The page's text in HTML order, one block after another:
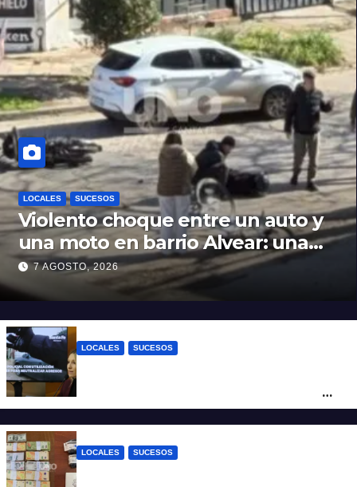
LOCALES SUCESOS
Violento choque entre un auto y
una moto en barrio Alvear: una
mujer quedó tendida sobre la
calzada
7 AGOSTO, 2026
LOCALES SUCESOS
con un arma blanca en la ruta 168
LOCALES SUCESOS